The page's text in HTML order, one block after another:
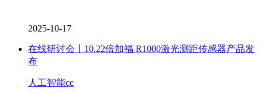
2025-10-17
在线研讨会丨10.22倍加福 R1000激光测距传感器产品发
布
人工智能cc